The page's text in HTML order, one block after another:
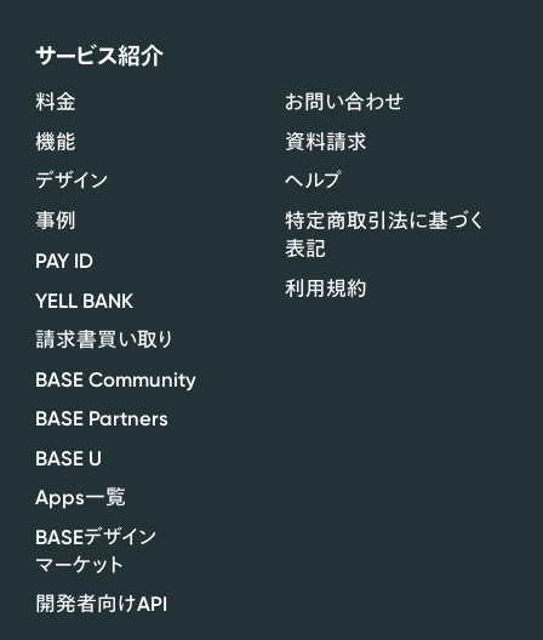
サービス紹介
料金
機能
デザイン
事例
PAY ID
YELL BANK
請求書買い取り
BASE Community
BASE Partners
BASE U
Apps一覧
BASEデザイン
マーケット
開発者向けAPI
お問い合わせ
資料請求
ヘルプ
特定商取引法に基づく
表記
利用規約